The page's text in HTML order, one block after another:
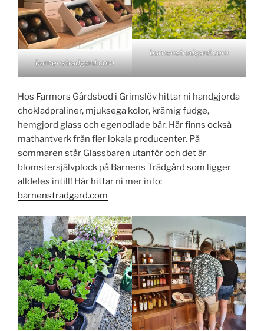
barnenstradgard.com
barnenstradgard.com
Hos Farmors Gårdsbod i Grimslöv hittar ni handgjorda
chokladpraliner, mjuksega kolor, krämig fudge,
hemgjord glass och egenodlade bär. Här finns också
mathantverk från fler lokala producenter. På
sommaren står Glassbaren utanför och det är
blomstersjälvplock på Barnens Trädgård som ligger
alldeles intill! Här hittar ni mer info:
barnenstradgard.com